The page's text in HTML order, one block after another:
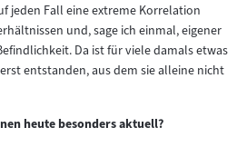
jeden Fall eine extreme Korrelation
und, sage ich einmal, eigener
Da ist für viele damals etwas
entstanden, aus dem sie alleine nicht
heute besonders aktuell?